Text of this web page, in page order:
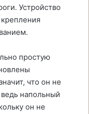
Устройство
простую
что он не
напольный
он не